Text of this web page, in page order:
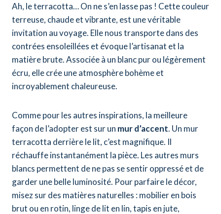
Ah, le terracotta… On ne s’en lasse pas ! Cette couleur
terreuse, chaude et vibrante, est une véritable
invitation au voyage. Elle nous transporte dans des
contrées ensoleillées et évoque l’artisanat et la
matière brute. Associée à un blanc pur ou légèrement
écru, elle crée une atmosphère bohème et
incroyablement chaleureuse.
Comme pour les autres inspirations, la meilleure
façon de l’adopter est sur un mur d’accent. Un mur
terracotta derrière le lit, c’est magnifique. Il
réchauffe instantanément la pièce. Les autres murs
blancs permettent de ne pas se sentir oppressé et de
garder une belle luminosité. Pour parfaire le décor,
misez sur des matières naturelles : mobilier en bois
brut ou en rotin, linge de lit en lin, tapis en jute,